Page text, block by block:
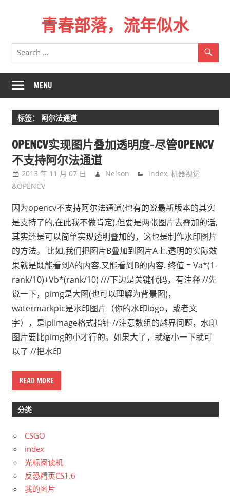
青春部落，流年似水
青
春
一
场
远
行，
记
不
起
来
时
的
路。
MENU
标签： 阿尔法通道
OPENCV实现图片叠加透明度-尽管OPENCV
不支持阿尔法通道
2013 年 11 月 07 日 Nelson index,机器视觉
&OPENCV
因为opencv不支持阿尔法通道(也有的说最新版本的其实
是支持了的,在此我不做肯定),但要是两张图片去叠加的话,
其实还是可以简单实现透明叠加的，这也是制作水印图片
的方法。 比如,我们把图片B叠加到图片A上.透明的实际效
果就是既能看到A的内容,又能看到B的内容. 终值 = Va*(1-
rank/10)+Vb*(rank/10) ///下边是关键代码，有注释 //先
说一下，pimg是大图(也可以理解为背景图)，
watermarkpic是水印图片（你的水印logo，或者文
字），是IplImage格式指针 //注意数组的越界问题，水印
图片要比pimg的小才行的。如果大了，就缩小一下就可
以了 //把水印
READ MORE
分类
CSGO
index
光标阅读机
反恐精英CS1.6
我的图片